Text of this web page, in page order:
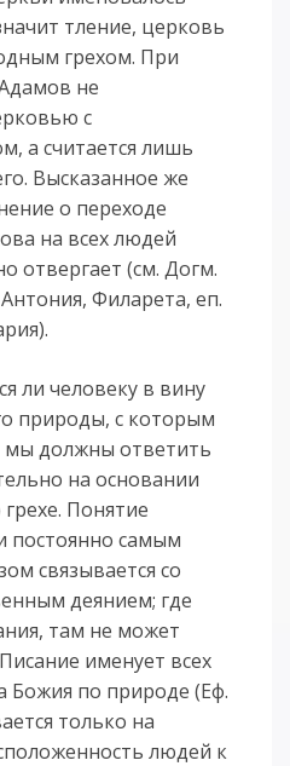
тление, церковь
грехом. При
не
с
а считается лишь
Высказанное же
о переходе
на всех людей
отвергает (см. Догм.
Филарета, еп.
ли человеку в вину
природы, с которым
мы должны ответить
на основании
грехе. Понятие
постоянно самым
связывается со
деянием; где
там не может
именует всех
Божия по природе (Еф.
только на
людей к